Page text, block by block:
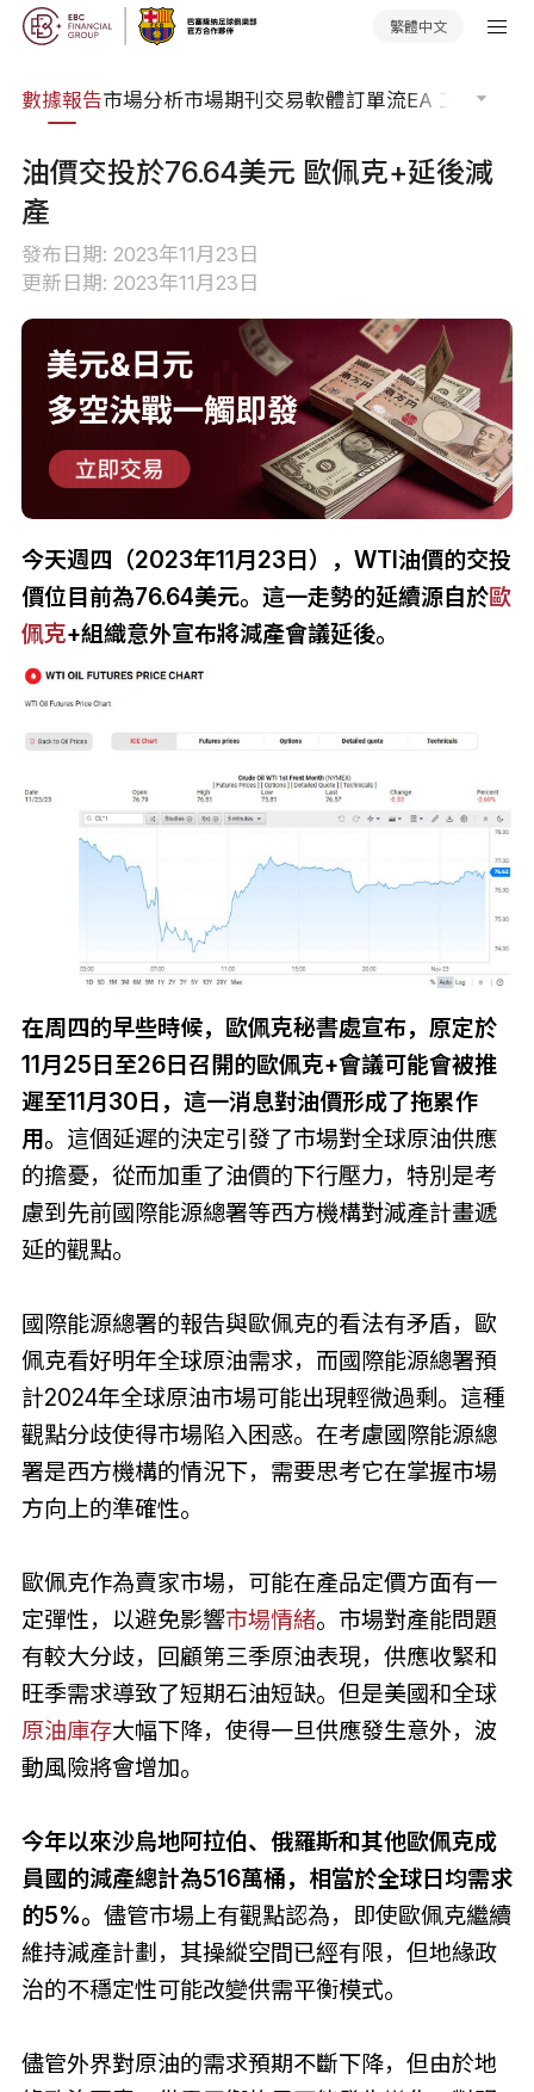
繁體中文
數據報告市場分析市場期刊交易軟體訂單流EA 工具庫
油價交投於76.64美元 歐佩克+延後減
產
發布日期: 2023年11月23日
更新日期: 2023年11月23日
今天週四（2023年11月23日），WTI油價的交投
價位目前為76.64美元。這一走勢的延續源自於歐
佩克+組織意外宣布將減產會議延後。
在周四的早些時候，歐佩克秘書處宣布，原定於
11月25日至26日召開的歐佩克+會議可能會被推
遲至11月30日，這一消息對油價形成了拖累作
用。 這個延遲的決定引發了市場對全球原油供應
的擔憂，從而加重了油價的下行壓力，特別是考
慮到先前國際能源總署等西方機構對減產計畫遞
延的觀點。
國際能源總署的報告與歐佩克的看法有矛盾，歐
佩克看好明年全球原油需求，而國際能源總署預
計2024年全球原油市場可能出現輕微過剩。這種
觀點分歧使得市場陷入困惑。在考慮國際能源總
署是西方機構的情況下，需要思考它在掌握市場
方向上的準確性。
歐佩克作為賣家市場，可能在產品定價方面有一
定彈性，以避免影響市場情緒。市場對產能問題
有較大分歧，回顧第三季原油表現，供應收緊和
旺季需求導致了短期石油短缺。但是美國和全球
原油庫存大幅下降，使得一旦供應發生意外，波
動風險將會增加。
今年以來沙烏地阿拉伯、俄羅斯和其他歐佩克成
員國的減產總計為516萬桶，相當於全球日均需求
的5%。 儘管市場上有觀點認為，即使歐佩克繼續
維持減產計劃，其操縱空間已經有限，但地緣政
治的不穩定性可能改變供需平衡模式。
儘管外界對原油的需求預期不斷下降，但由於地